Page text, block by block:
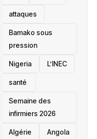
attaques
Bamako sous
pression
‎Nigeria L’INEC
santé ‎
Semaine des
infirmiers 2026
‎Algérie Angola